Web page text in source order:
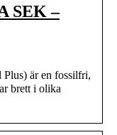
SEK –
Plus) är en fossilfri,
brett i olika